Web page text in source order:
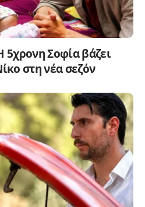
Σοφία βάζει
στη νέα σεζόν